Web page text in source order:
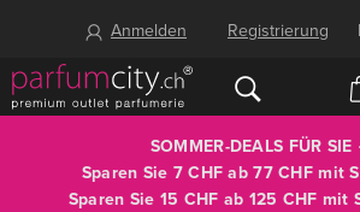
Anmelden Registrierung
SOMMER-DEALS FÜR
Sparen Sie 7 CHF ab 77 CHF mit
Sparen Sie 15 CHF ab 125 CHF mit